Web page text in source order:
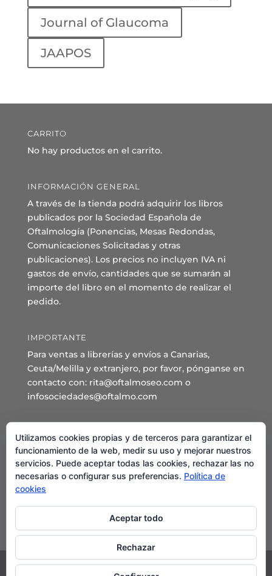
Journal of Glaucoma
JAAPOS
CARRITO
No hay productos en el carrito.
INFORMACIÓN GENERAL
A través de la tienda podrá adquirir los libros
publicados por la Sociedad Española de
Oftalmología (Ponencias, Mesas Redondas,
Comunicaciones Solicitadas y otras
publicaciones). Los precios no incluyen IVA ni
gastos de envío, cantidades que se sumarán al
importe del libro en el momento de realizar el
pedido.
IMPORTANTE
Para ventas a librerías y envíos a Canarias,
Ceuta/Melilla y extranjero, por favor, pónganse en
contacto con: rita@oftalmoseo.com o
infosociedades@oftalmo.com
Sede Administrativa y Secretaría General
C/ Arcipreste de Hita 14 – 1º Derecha.
28015 – Madrid
Teléfono: 91 544 80 35 - 91 544 58 79
Mail:
Utilizamos cookies propias y de terceros para garantizar el
funcionamiento de la web, medir su uso y mejorar nuestros
servicios. Puede aceptar todas las cookies, rechazar las no
necesarias o configurar sus preferencias. Política de
cookies
Aceptar todo
Rechazar